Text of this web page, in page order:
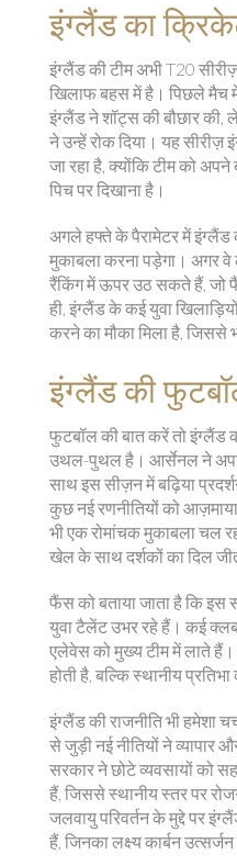
इंग्लैंड का
इंग्लैंड की टीम अभी T20
खिलाफ बहस में है। पिछले मैच
इंग्लैंड ने शॉट्स की बौछार की,
ने उन्हें रोक दिया। यह सीरीज़
जा रहा है, क्योंकि टीम को
पिच पर दिखाना है।
अगले हफ्ते के पैरामेटर में
मुकाबला करना पड़ेगा। अगर वे
रैंकिंग में ऊपर उठ सकते हैं,
ही, इंग्लैंड के कई युवा
करने का मौका मिला है, जिससे
इंग्लैंड की
फुटबॉल की बात करें तो इंग्लैंड
उथल-पुथल है। आर्सेनल ने
साथ इस सीज़न में बढ़िया
कुछ नई रणनीतियों को
भी एक रोमांचक मुकाबला चल
खेल के साथ दर्शकों का दिल
फैंस को बताया जाता है कि
युवा टैलेंट उभर रहे हैं। कई
एलेवेस को मुख्य टीम में लाते
होती है, बल्कि स्थानीय
इंग्लैंड की राजनीति भी हमेशा
से जुड़ी नई नीतियों ने व्यापार
सरकार ने छोटे व्यवसायों को
हैं, जिससे स्थानीय स्तर पर
जलवायु परिवर्तन के मुद्दे पर
हैं, जिनका लक्ष्य कार्बन